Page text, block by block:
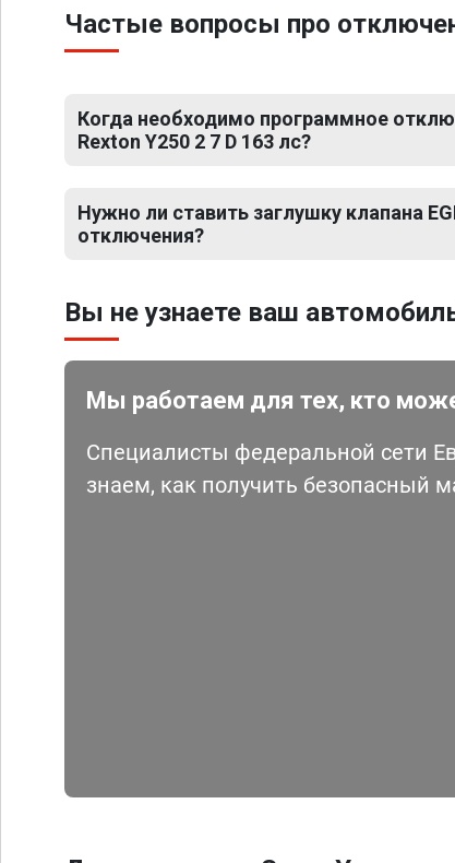
Частые вопросы про
Когда необходимо программное
Rexton Y250 2 7 D 163 лс?
Нужно ли ставить заглушку клапана
отключения?
Вы не узнаете ваш
Мы работаем для тех, кто
Специалисты федеральной сети
знаем, как получить безопасный